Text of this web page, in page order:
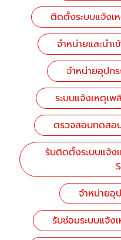
ติดตั้งระบบแจ้งเ
จำหน่ายและนำ
จำหน่ายอุปก
ระบบแจ้งเหตุเ
ตรวจสอบทดสอ
รับติดตั้งระบบแจ้ง
จำหน่าย
รับซ่อมระบบแจ้ง